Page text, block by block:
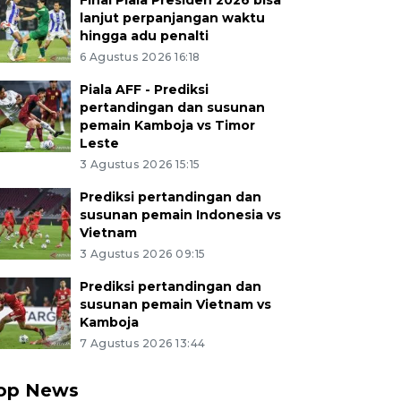
lanjut perpanjangan waktu
hingga adu penalti
6 Agustus 2026 16:18
Piala AFF - Prediksi
pertandingan dan susunan
pemain Kamboja vs Timor
Leste
3 Agustus 2026 15:15
Prediksi pertandingan dan
susunan pemain Indonesia vs
Vietnam
3 Agustus 2026 09:15
Prediksi pertandingan dan
susunan pemain Vietnam vs
Kamboja
7 Agustus 2026 13:44
News